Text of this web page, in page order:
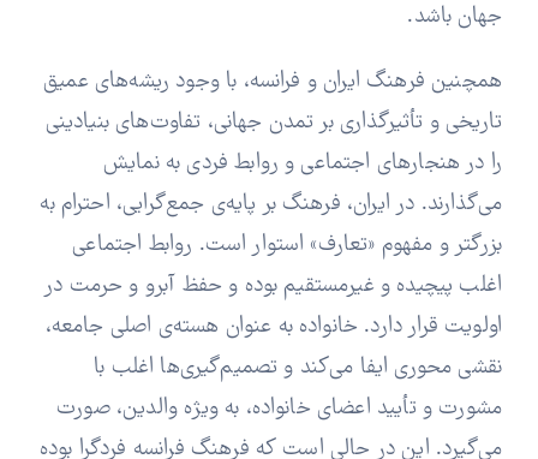
جهان باشد.
همچنین فرهنگ ایران و فرانسه، با وجود ریشه‌های عمیق
تاریخی و تأثیرگذاری بر تمدن جهانی، تفاوت‌های بنیادینی
را در هنجارهای اجتماعی و روابط فردی به نمایش
می‌گذارند. در ایران، فرهنگ بر پایه‌ی جمع‌گرایی، احترام به
بزرگتر و مفهوم «تعارف» استوار است. روابط اجتماعی
اغلب پیچیده و غیرمستقیم بوده و حفظ آبرو و حرمت در
اولویت قرار دارد. خانواده به عنوان هسته‌ی اصلی جامعه،
نقشی محوری ایفا می‌کند و تصمیم‌گیری‌ها اغلب با
مشورت و تأیید اعضای خانواده، به ویژه والدین، صورت
می‌گیرد. این در حالی است که فرهنگ فرانسه فردگرا بوده